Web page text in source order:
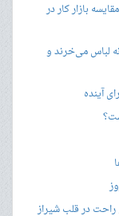
بازار کار در
لباس می‌خرند و
آینده
راحت در قلب شیراز